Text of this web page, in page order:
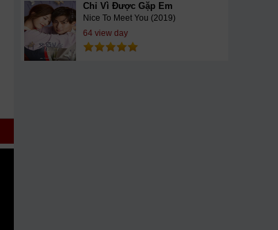
Chỉ Vì Được Gặp Em
Nice To Meet You (2019)
64 view day